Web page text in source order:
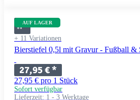
AUF LAGER
+ 11 Variationen
Bierstiefel 0,5l mit Gravur - Fußball &
27,95 €*
27,95 € pro 1 Stück
Sofort verfügbar
Lieferzeit: 1 - 3 Werktage